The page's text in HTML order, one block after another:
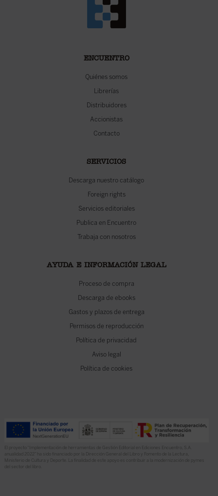
ENCUENTRO
Quiénes somos
Librerías
Distribuidores
Accionistas
Contacto
SERVICIOS
Descarga nuestro catálogo
Foreign rights
Servicios editoriales
Publica en Encuentro
Trabaja con nosotros
AYUDA E INFORMACIÓN LEGAL
Proceso de compra
Descarga de ebooks
Gastos y plazos de entrega
Permisos de reproducción
Política de privacidad
Aviso legal
Política de cookies
El proyecto “Implementación de herramientas de Gestión Editorial en Ediciones Encuentro, S.A.
anualidad 2022” ha sido financiado por la Dirección General del Libro y Fomento de la Lectura,
Ministerio de Cultura y Deporte. La finalidad de este apoyo es contribuir a la modernización de pymes
del sector del libro.